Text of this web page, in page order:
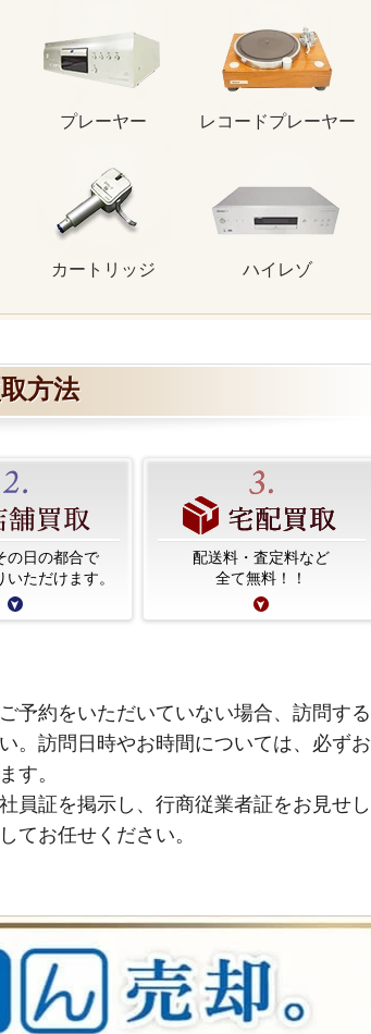
プレーヤー レコードプレーヤー
カートリッジ ハイレゾ
方法
の日の都合で
ただけます。
配送料・査定料など
全て無料！！
予約をいただいていない場合、訪問する
。訪問日時やお時間については、必ずお
す。
員証を掲示し、行商従業者証をお見せし
てお任せください。